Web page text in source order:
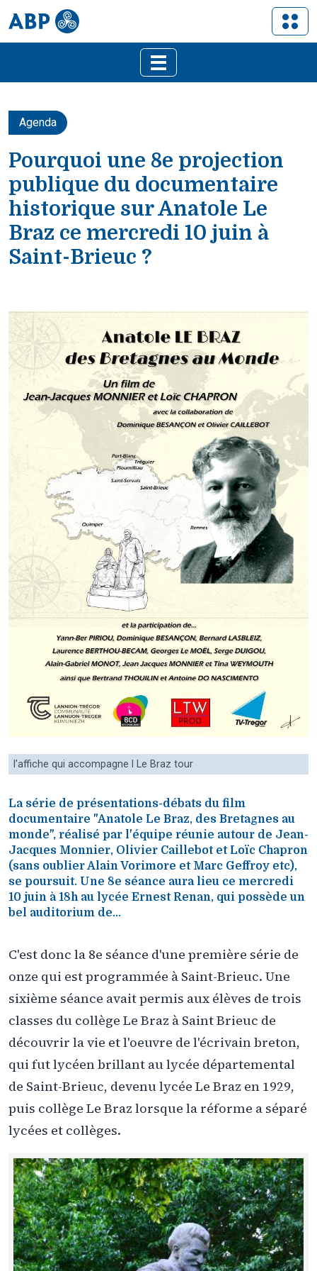
Agenda
Pourquoi une 8e projection
publique du documentaire
historique sur Anatole Le
Braz ce mercredi 10 juin à
Saint-Brieuc ?
l'affiche qui accompagne l Le Braz tour
La série de présentations-débats du film
documentaire "Anatole Le Braz, des Bretagnes au
monde", réalisé par l'équipe réunie autour de Jean-
Jacques Monnier, Olivier Caillebot et Loïc Chapron
(sans oublier Alain Vorimore et Marc Geffroy etc),
se poursuit. Une 8e séance aura lieu ce mercredi
10 juin à 18h au lycée Ernest Renan, qui possède un
bel auditorium de...
C'est donc la 8e séance d'une première série de
onze qui est programmée à Saint-Brieuc. Une
sixième séance avait permis aux élèves de trois
classes du collège Le Braz à Saint Brieuc de
découvrir la vie et l'oeuvre de l'écrivain breton,
qui fut lycéen brillant au lycée départemental
de Saint-Brieuc, devenu lycée Le Braz en 1929,
puis collège Le Braz lorsque la réforme a séparé
lycées et collèges.